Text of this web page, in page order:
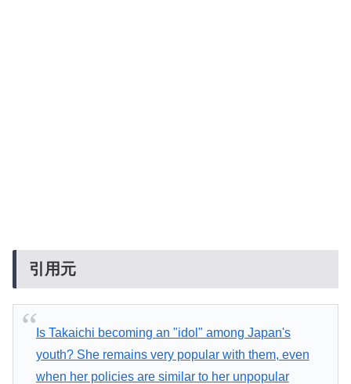
引用元
Is Takaichi becoming an "idol" among Japan's
youth? She remains very popular with them, even
when her policies are similar to her unpopular